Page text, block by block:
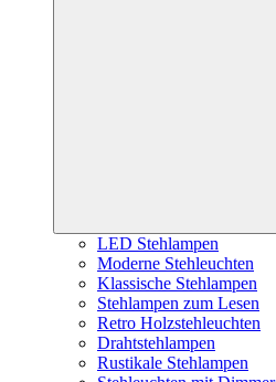
LED Stehlampen
Moderne Stehleuchten
Klassische Stehlampen
Stehlampen zum Lesen
Retro Holzstehleuchten
Drahtstehlampen
Rustikale Stehlampen